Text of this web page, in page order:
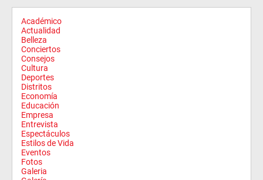
Académico
Actualidad
Belleza
Conciertos
Consejos
Cultura
Deportes
Distritos
Economía
Educación
Empresa
Entrevista
Espectáculos
Estilos de Vida
Eventos
Fotos
Galeria